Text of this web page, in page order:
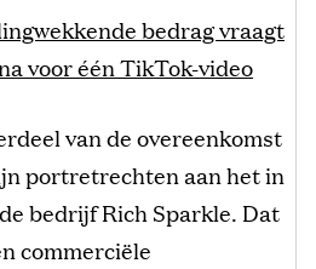
bedrag vraagt
voor één TikTok-video
van de overeenkomst
portretrechten aan het in
bedrijf Rich Sparkle. Dat
commerciële